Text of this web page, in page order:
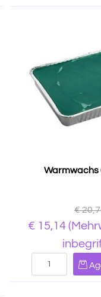
Warmwachs
€
€ 15,14